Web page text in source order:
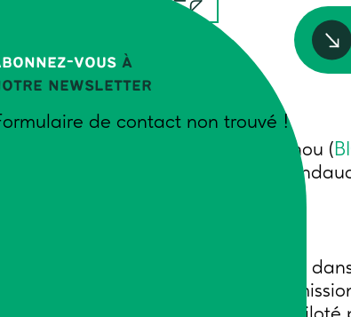
vous à
newsletter
de contact non trouvé !
Auteurs
F. Batardy-Pénichou (
), S.
Document produit
favoriser la